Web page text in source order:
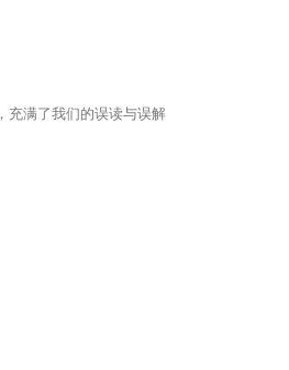
充满了我们的误读与误解